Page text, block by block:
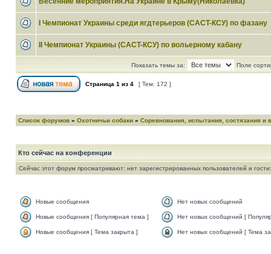
I Чемпионат Украины среди ягдтерьеров (CACT-КСУ) по фазану
II Чемпионат Украины (CACT-КСУ) по вольерному кабану
Показать темы за: Поле
Страница 1 из 4 [ Тем: 172 ]
Список форумов » Охотничьи собаки » Соревнования, испытания, состязания и
Кто сейчас на конференции
Сейчас этот форум просматривают: нет зарегистрированных пользователей и
Новые сообщения Нет новых сообщений
Новые сообщения [ Популярная тема ] Нет новых сообщений [
Новые сообщения [ Тема закрыта ] Нет новых сообщений [ Тема